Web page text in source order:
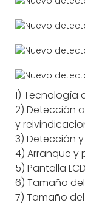
1) Tecnología
2) Detección
y
3) Detección
4) Arranque
5) Pantalla
6) Tamaño
7) Tamaño